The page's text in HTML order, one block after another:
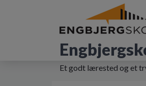
Et godt lærested og et